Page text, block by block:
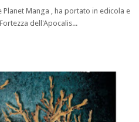
Planet Manga , ha portato in edicola e
dell'Apocalis...